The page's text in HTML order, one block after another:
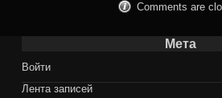
Comments are
Мета
Войти
Лента записей